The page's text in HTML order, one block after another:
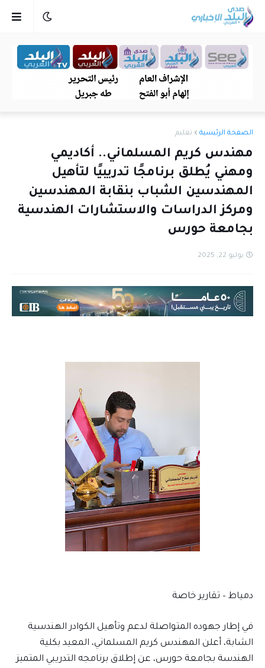
الصفحة الرئيسية تعليم
مهندس كريم المسلماني.. أكاديمي
ومهني يُطلق برنامجًا تدريبيًا لتأهيل
المهندسين الشباب بنقابة المهندسين
ومركز الدراسات والاستشارات الهندسية
بجامعة حورس
يوليو 22, 2025
دمياط – تقارير خاصة
في إطار جهوده المتواصلة لدعم وتأهيل الكوادر الهندسية
الشابة، أعلن المهندس كريم المسلماني، المعيد بكلية
الهندسة بجامعة حورس، عن إطلاق برنامجه التدريبي المتميز